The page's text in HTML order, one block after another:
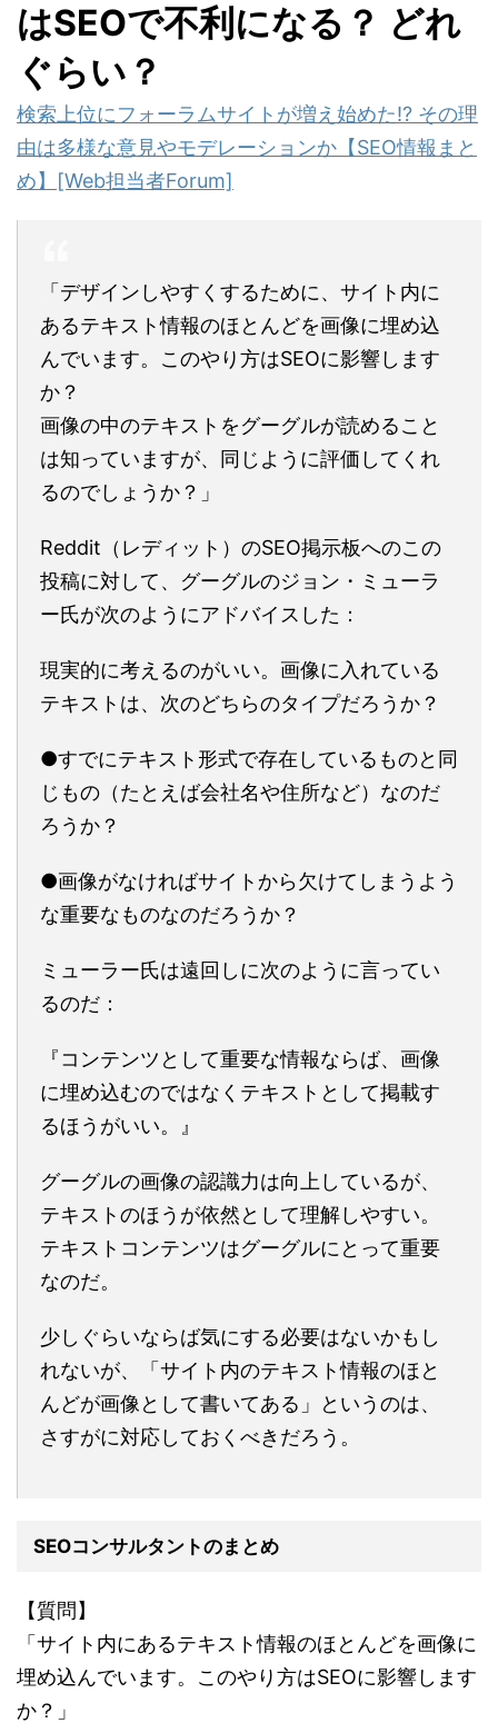
はSEOで不利になる？ どれ
ぐらい？
検索上位にフォーラムサイトが増え始めた!? その理
由は多様な意見やモデレーションか【SEO情報まと
め】[Web担当者Forum]
「デザインしやすくするために、サイト内に
あるテキスト情報のほとんどを画像に埋め込
んでいます。このやり方はSEOに影響します
か？
画像の中のテキストをグーグルが読めること
は知っていますが、同じように評価してくれ
るのでしょうか？」
Reddit（レディット）のSEO掲示板へのこの
投稿に対して、グーグルのジョン・ミューラ
ー氏が次のようにアドバイスした：
現実的に考えるのがいい。画像に入れている
テキストは、次のどちらのタイプだろうか？
●すでにテキスト形式で存在しているものと同
じもの（たとえば会社名や住所など）なのだ
ろうか？
●画像がなければサイトから欠けてしまうよう
な重要なものなのだろうか？
ミューラー氏は遠回しに次のように言ってい
るのだ：
『コンテンツとして重要な情報ならば、画像
に埋め込むのではなくテキストとして掲載す
るほうがいい。』
グーグルの画像の認識力は向上しているが、
テキストのほうが依然として理解しやすい。
テキストコンテンツはグーグルにとって重要
なのだ。
少しぐらいならば気にする必要はないかもし
れないが、「サイト内のテキスト情報のほと
んどが画像として書いてある」というのは、
さすがに対応しておくべきだろう。
SEOコンサルタントのまとめ
【質問】
「サイト内にあるテキスト情報のほとんどを画像に
埋め込んでいます。このやり方はSEOに影響します
か？」